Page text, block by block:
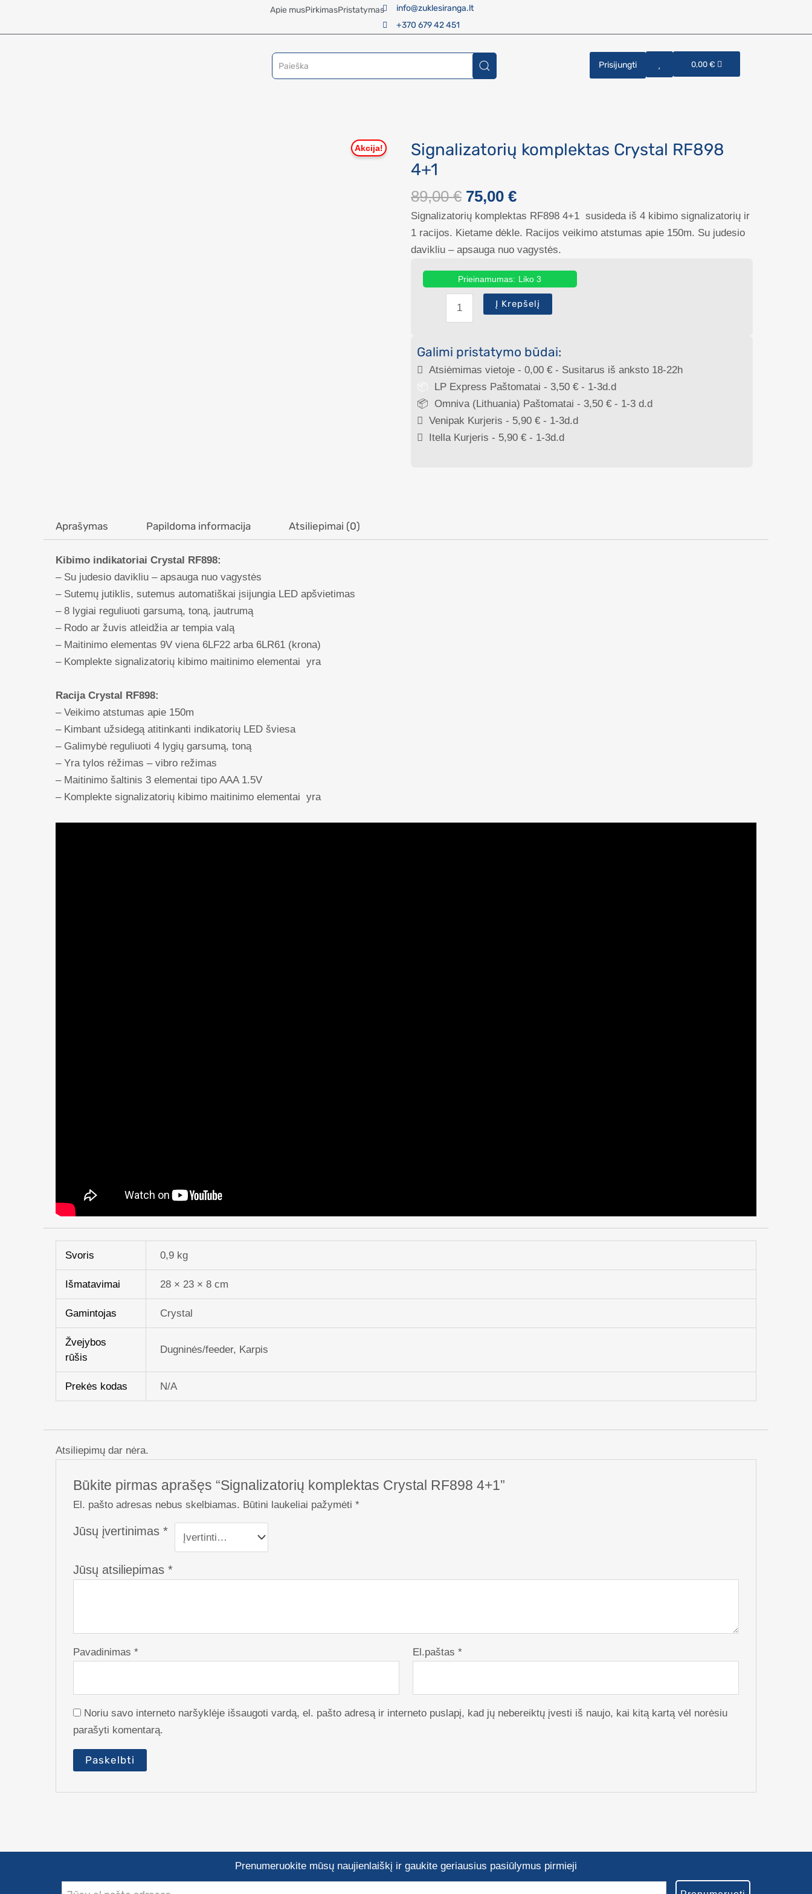
Apie musPirkimasPristatymas
info@zuklesiranga.lt
+370 679 42 451
0,00 €
Prisijungti
Signalizatorių komplektas Crystal RF898
4+1
89,00€ 75,00 €
Signalizatorių komplektas RF898 4+1 susideda iš 4 kibimo signalizatorių ir
1 racijos. Kietame dėkle. Racijos veikimo atstumas apie 150m. Su judesio
davikliu – apsauga nuo vagystės.
Prieinamumas: Liko 3
Į Krepšelį
Galimi pristatymo būdai:
Atsiėmimas vietoje - 0,00 € - Susitarus iš anksto 18-22h
LP Express Paštomatai - 3,50 € - 1-3d.d
Omniva (Lithuania) Paštomatai - 3,50 € - 1-3 d.d
Venipak Kurjeris - 5,90 € - 1-3d.d
Itella Kurjeris - 5,90 € - 1-3d.d
Aprašymas Papildoma informacija Atsiliepimai (0)
Kibimo indikatoriai Crystal RF898:
– Su judesio davikliu – apsauga nuo vagystės
– Sutemų jutiklis, sutemus automatiškai įsijungia LED apšvietimas
– 8 lygiai reguliuoti garsumą, toną, jautrumą
– Rodo ar žuvis atleidžia ar tempia valą
– Maitinimo elementas 9V viena 6LF22 arba 6LR61 (krona)
– Komplekte signalizatorių kibimo maitinimo elementai yra
Racija Crystal RF898:
– Veikimo atstumas apie 150m
– Kimbant užsidegą atitinkanti indikatorių LED šviesa
– Galimybė reguliuoti 4 lygių garsumą, toną
– Yra tylos rėžimas – vibro režimas
– Maitinimo šaltinis 3 elementai tipo AAA 1.5V
– Komplekte signalizatorių kibimo maitinimo elementai yra
Svoris 0,9 kg
Išmatavimai 28 × 23 × 8 cm
Gamintojas Crystal
Žvejybos
rūšis
Dugninės/feeder, Karpis
Prekės kodas N/A
Atsiliepimų dar nėra.
Būkite pirmas aprašęs “Signalizatorių komplektas Crystal RF898 4+1”
El. pašto adresas nebus skelbiamas. Būtini laukeliai pažymėti*
Jūsų įvertinimas*
Jūsų atsiliepimas*
Pavadinimas* El.paštas*
Noriu savo interneto naršyklėje išsaugoti vardą, el. pašto adresą ir interneto puslapį, kad jų nebereiktų įvesti iš naujo, kai kitą kartą vėl norėsiu
parašyti komentarą.
Prenumeruokite mūsų naujienlaiškį ir gaukite geriausius pasiūlymus pirmieji